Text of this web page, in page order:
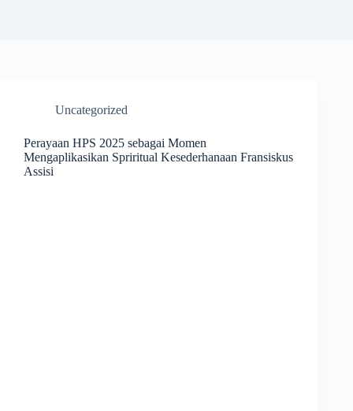
Uncategorized
Perayaan HPS 2025 sebagai Momen
Mengaplikasikan Spriritual Kesederhanaan Fransiskus
Assisi